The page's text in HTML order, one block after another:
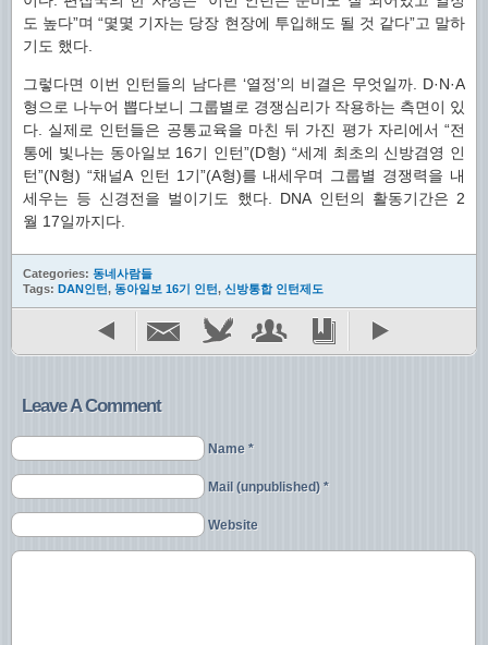
도 높다”며 “몇몇 기자는 당장 현장에 투입해도 될 것 같다”고 말하
기도 했다.
그렇다면 이번 인턴들의 남다른 ‘열정’의 비결은 무엇일까. D·N·A
형으로 나누어 뽑다보니 그룹별로 경쟁심리가 작용하는 측면이 있
다. 실제로 인턴들은 공통교육을 마친 뒤 가진 평가 자리에서 “전
통에 빛나는 동아일보 16기 인턴”(D형) “세계 최초의 신방겸영 인
턴”(N형) “채널A 인턴 1기”(A형)를 내세우며 그룹별 경쟁력을 내
세우는 등 신경전을 벌이기도 했다. DNA 인턴의 활동기간은 2
월 17일까지다.
Categories: 동네사람들
Tags: DAN인턴, 동아일보 16기 인턴, 신방통합 인턴제도
Leave A Comment
Name *
Mail (unpublished) *
Website